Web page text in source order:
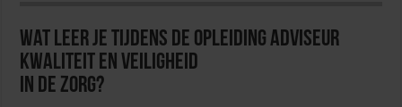
Wat leer je tijdens de opleiding Adviseur
Kwaliteit en Veiligheid
in de Zorg?